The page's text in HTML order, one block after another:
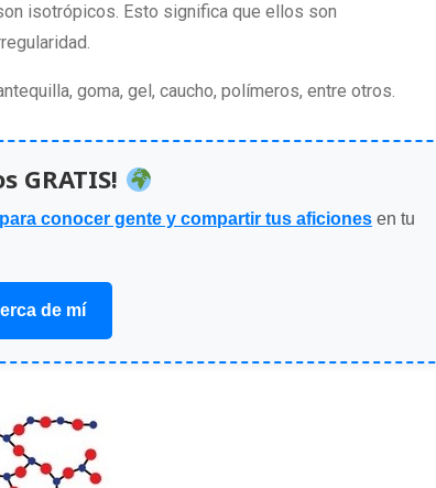
isotrópicos. Esto significa que ellos son
goma, gel, caucho, polímeros, entre otros.
GRATIS!
conocer gente y compartir tus aficiones en tu
de mí